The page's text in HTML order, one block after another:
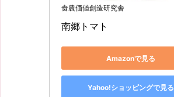
食農価値創造研究舎
南郷トマト
Amazonで見る
Yahoo!ショッピングで見る